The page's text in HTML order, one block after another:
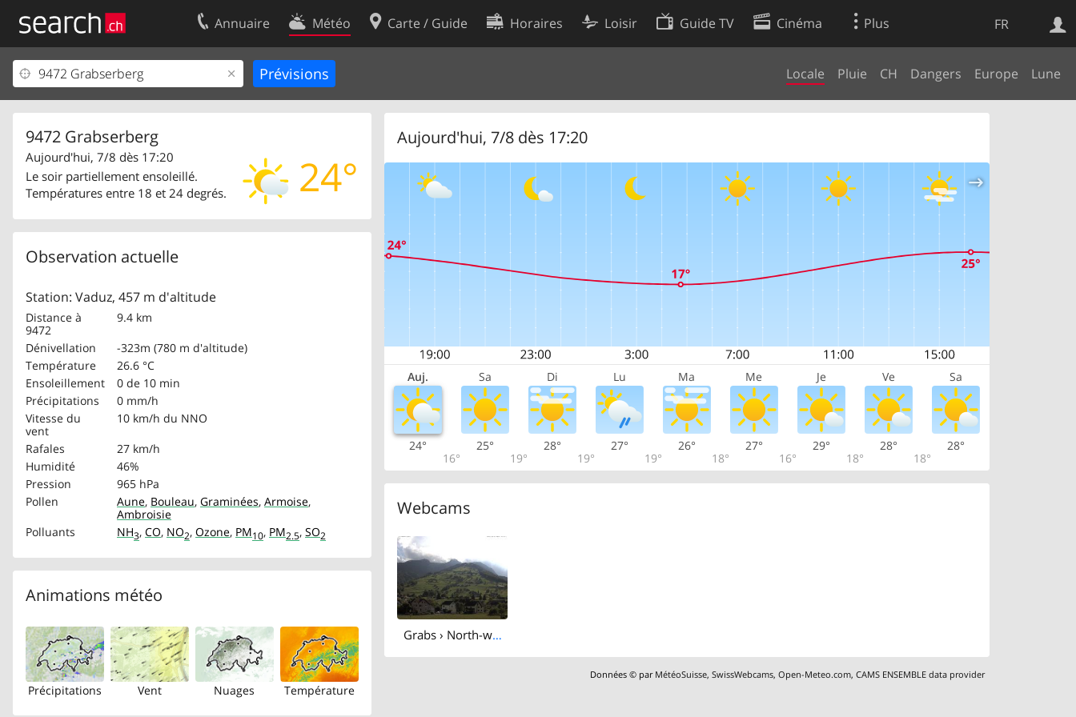
FR
Annuaire Météo Carte / Guide Horaires Loisir Guide TV Cinéma Plus
Locale Pluie CH Dangers Europe Lune
9472 Grabserberg
24°
Aujourd'hui, 7/8 dès 17:20
Le soir partiellement ensoleillé.
Températures entre 18 et 24 degrés.
Observation actuelle
Station: Vaduz, 457 m d'altitude
Distance à
9472
9.4 km
Dénivellation
-323m (780 m d'altitude)
Température
26.6 °C
Ensoleillement
0 de 10 min
Précipitations
0 mm/h
Vitesse du
vent
10 km/h du NNO
Rafales
27 km/h
Humidité
46%
Pression
965 hPa
Pollen
Aune, Bouleau, Graminées, Armoise,
Ambroisie
Polluants
NH3, CO, NO2, Ozone, PM10, PM2.5, SO2
Animations météo
Précipitations Vent Nuages Température
Aujourd'hui, 7/8 dès 17:20
Auj. Sa Di Lu Ma Me Je Ve Sa
24°
16°
25°
19°
28°
19°
27°
19°
26°
18°
27°
16°
29°
18°
28°
18°
28°
Webcams
Grabs › North-west: Altmann
Données © par MétéoSuisse,SwissWebcams,Open-Meteo.com,CAMS ENSEMBLE data provider
Web
Votre inscription
Centre clients
Mentions Légales
Contact
Conditions d’utilisation
Préférences de cookies